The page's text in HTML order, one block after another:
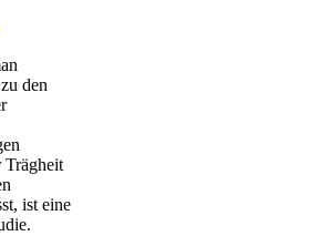
den
Trägheit
ist eine